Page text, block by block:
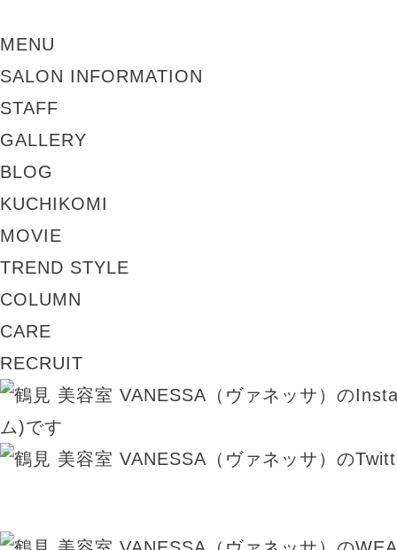
MENU
SALON INFORMATION
STAFF
GALLERY
BLOG
KUCHIKOMI
MOVIE
TREND STYLE
COLUMN
CARE
RECRUIT